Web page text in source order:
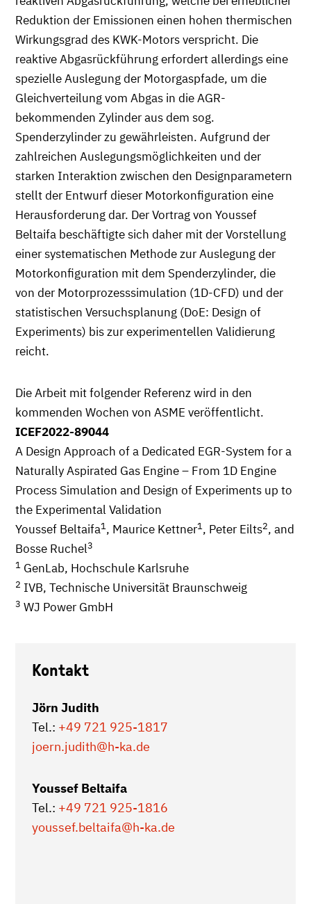
Reduktion der Emissionen einen hohen thermischen
Wirkungsgrad des KWK-Motors verspricht. Die
reaktive Abgasrückführung erfordert allerdings eine
spezielle Auslegung der Motorgaspfade, um die
Gleichverteilung vom Abgas in die AGR-
bekommenden Zylinder aus dem sog.
Spenderzylinder zu gewährleisten. Aufgrund der
zahlreichen Auslegungsmöglichkeiten und der
starken Interaktion zwischen den Designparametern
stellt der Entwurf dieser Motorkonfiguration eine
Herausforderung dar. Der Vortrag von Youssef
Beltaifa beschäftigte sich daher mit der Vorstellung
einer systematischen Methode zur Auslegung der
Motorkonfiguration mit dem Spenderzylinder, die
von der Motorprozesssimulation (1D-CFD) und der
statistischen Versuchsplanung (DoE: Design of
Experiments) bis zur experimentellen Validierung
reicht.
Die Arbeit mit folgender Referenz wird in den
kommenden Wochen von ASME veröffentlicht.
ICEF2022-89044
A Design Approach of a Dedicated EGR-System for a
Naturally Aspirated Gas Engine – From 1D Engine
Process Simulation and Design of Experiments up to
the Experimental Validation
Youssef Beltaifa1, Maurice Kettner1, Peter Eilts2, and
Bosse Ruchel3
1 GenLab, Hochschule Karlsruhe
2 IVB, Technische Universität Braunschweig
3 WJ Power GmbH
Kontakt
Jörn Judith
Tel.: +49 721 925-1817
joern.judith@h-ka.de
Youssef Beltaifa
Tel.: +49 721 925-1816
youssef.beltaifa@h-ka.de